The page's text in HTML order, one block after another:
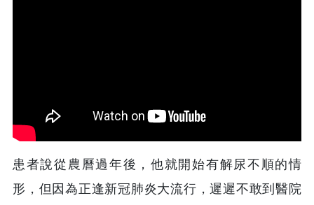
患者說從農曆過年後，他就開始有解尿不順的情
形，但因為正逢新冠肺炎大流行，遲遲不敢到醫院